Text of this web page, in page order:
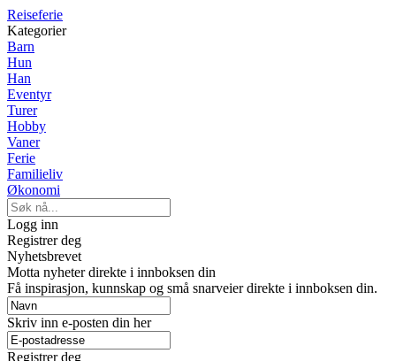
Reiseferie
Kategorier
Barn
Hun
Han
Eventyr
Turer
Hobby
Vaner
Ferie
Familieliv
Økonomi
Logg inn
Registrer deg
Nyhetsbrevet
Motta nyheter direkte i innboksen din
Få inspirasjon, kunnskap og små snarveier direkte i innboksen din.
Skriv inn e-posten din her
Registrer deg